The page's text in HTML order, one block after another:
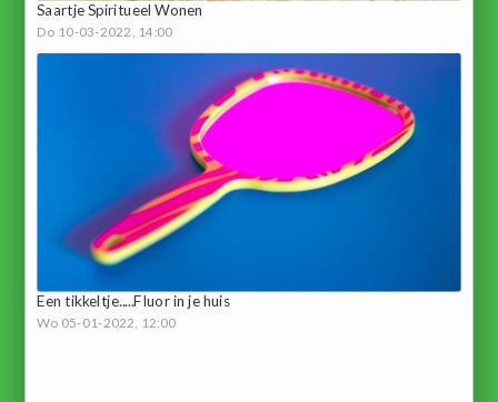
Saartje Spiritueel Wonen
Do 10-03-2022, 14:00
Een tikkeltje.....Fluor in je huis
Wo 05-01-2022, 12:00